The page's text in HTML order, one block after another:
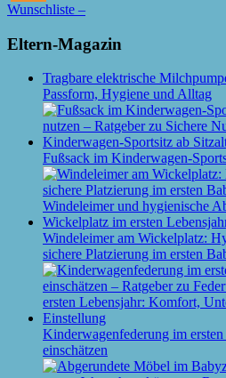
Wunschliste –
Eltern-Magazin
Tragbare elektrische
Passform, Hygiene und Alltag
Fußsack im Kinderwagen-
Windeleimer am Wickelplatz:
sichere Platzierung im ersten
Kinderwagenfederung im
einschätzen